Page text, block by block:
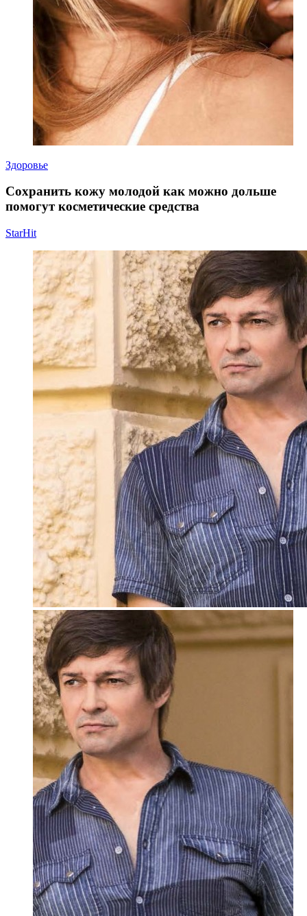
Здоровье
Сохранить кожу молодой как можно дольше
помогут косметические средства
StarHit